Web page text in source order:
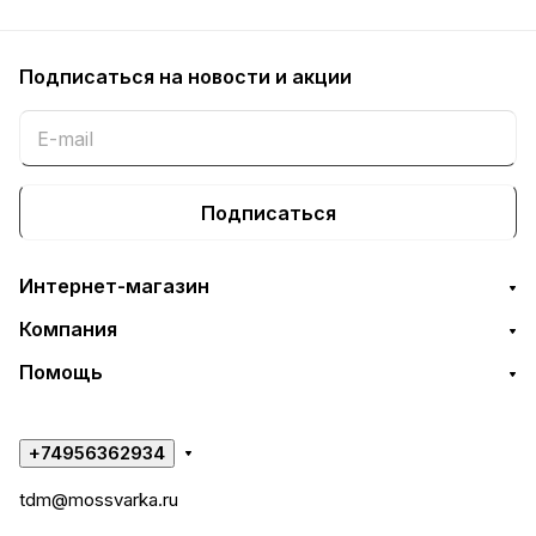
Подписаться на новости и акции
Подписаться
Интернет-магазин
Компания
Помощь
+74956362934
tdm@mossvarka.ru